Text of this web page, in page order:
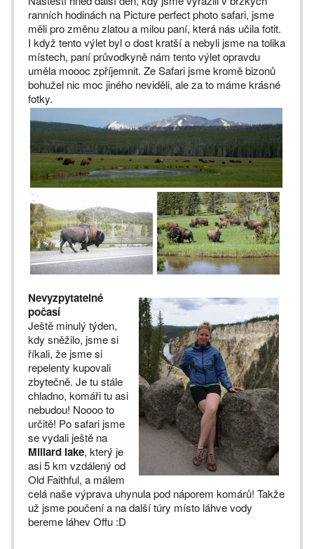
ranních hodinách na Picture perfect photo safari, jsme
měli pro změnu zlatou a milou paní, která nás učila fotit.
I když tento výlet byl o dost kratší a nebyli jsme na tolika
místech, paní průvodkyně nám tento výlet opravdu
uměla moooc zpříjemnit. Ze Safari jsme kromě bizonů
bohužel nic moc jiného neviděli, ale za to máme krásné
fotky.
Nevyzpytatelné
počasí
Ještě minulý týden,
kdy sněžilo, jsme si
říkali, že jsme si
repelenty kupovali
zbytečně. Je tu stále
chladno, komáři tu asi
nebudou! Noooo to
určitě! Po safari jsme
se vydali ještě na
Millard lake, který je
asi 5 km vzdálený od
Old Faithful, a málem
celá naše výprava uhynula pod náporem komárů! Takže
už jsme poučení a na další túry místo láhve vody
bereme láhev Offu :D